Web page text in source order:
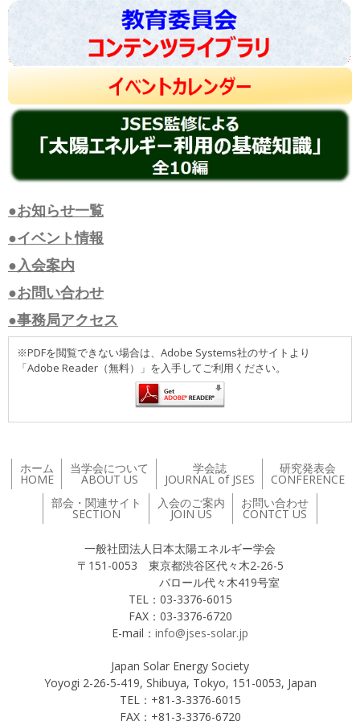
●お知らせ一覧
●イベント情報
●入会案内
●お問い合わせ
●事務局アクセス
※PDFを閲覧できない場合は、Adobe Systems社のサイトより
「Adobe Reader（無料）」を入手してご利用ください。
ホーム
HOME
当学会について
ABOUT US
学会誌
JOURNAL of JSES
研究発表会
CONFERENCE
部会・関連サイト
SECTION
入会のご案内
JOIN US
お問い合わせ
CONTCT US
一般社団法人日本太陽エネルギー学会
〒151-0053 東京都渋谷区代々木2-26-5
バロール代々木419号室
TEL：03-3376-6015
FAX：03-3376-6720
E-mail： info@jses-solar.jp
Japan Solar Energy Society
Yoyogi 2-26-5-419, Shibuya, Tokyo, 151-0053, Japan
TEL：+81-3-3376-6015
FAX：+81-3-3376-6720